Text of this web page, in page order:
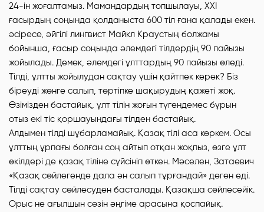
24-ін жоғалтамыз. Мамандардың топшылауы, ХХІ
ғасырдың соңында қолданыста 600 тіл ғана қалады екен.
әсіресе, әйгілі лингвист Майкл Краустың болжамы
бойынша, ғасыр соңында әлемдегі тілдердің 90 пайызы
жойылады. Демек, әлемдегі ұлттардың 90 пайызы өледі.
Тілді, ұлтты жойылудан сақтау үшін қайтпек керек? Біз
біреуді жөнге салып, төртіпке шақырудың қажеті жоқ.
Өзімізден бастайық, ұлт тілін жоғын түгендемес бұрын
отыз екі тіс қоршауындағы тілден бастайық.
Алдымен тілді шұбарламайық. Қазақ тілі аса көркем. Осы
ұлттың ұрпағы болған соң айтып отқан жоқпыз, өзге ұлт
өкілдері де қазақ тіліне сүйсініп өткен. Мәселен, Затаевич
«Қазақ сөйлегенде дала ән салып тұрғандай» деген еді.
Тілді сақтау сөйлесуден басталады. Қазақша сөйлесейік.
Орыс не ағылшын сөзін әңгіме арасына қоспайық.